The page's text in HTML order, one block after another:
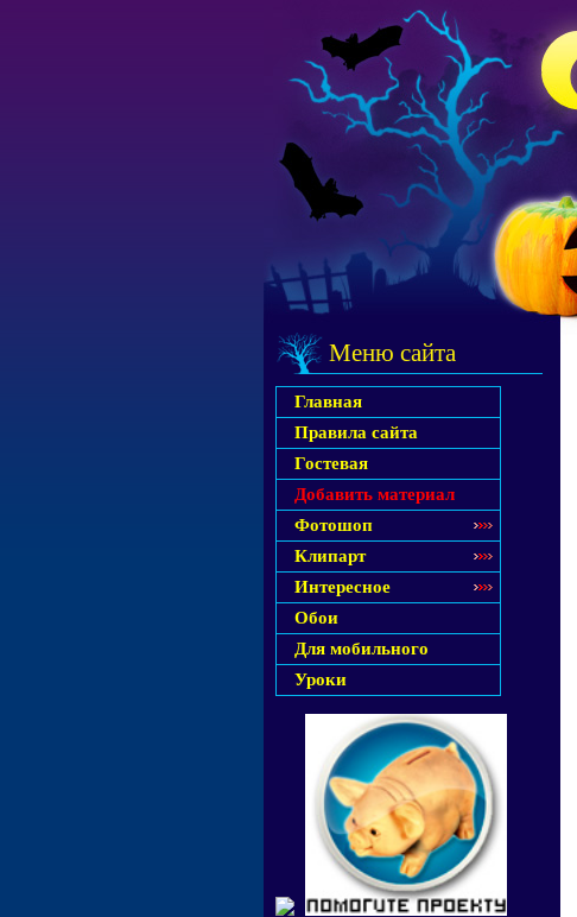
Меню сайта
Главная
Правила сайта
Гостевая
Добавить материал
Фотошоп
Клипарт
Интересное
Обои
Для мобильного
Уроки